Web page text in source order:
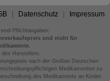
Datenschutz Impressum
Pflichtangaben.
und nicht für
Herstellers.
nach der Großen Deutschen
Medikamenten zu
des Medikaments an Kinder